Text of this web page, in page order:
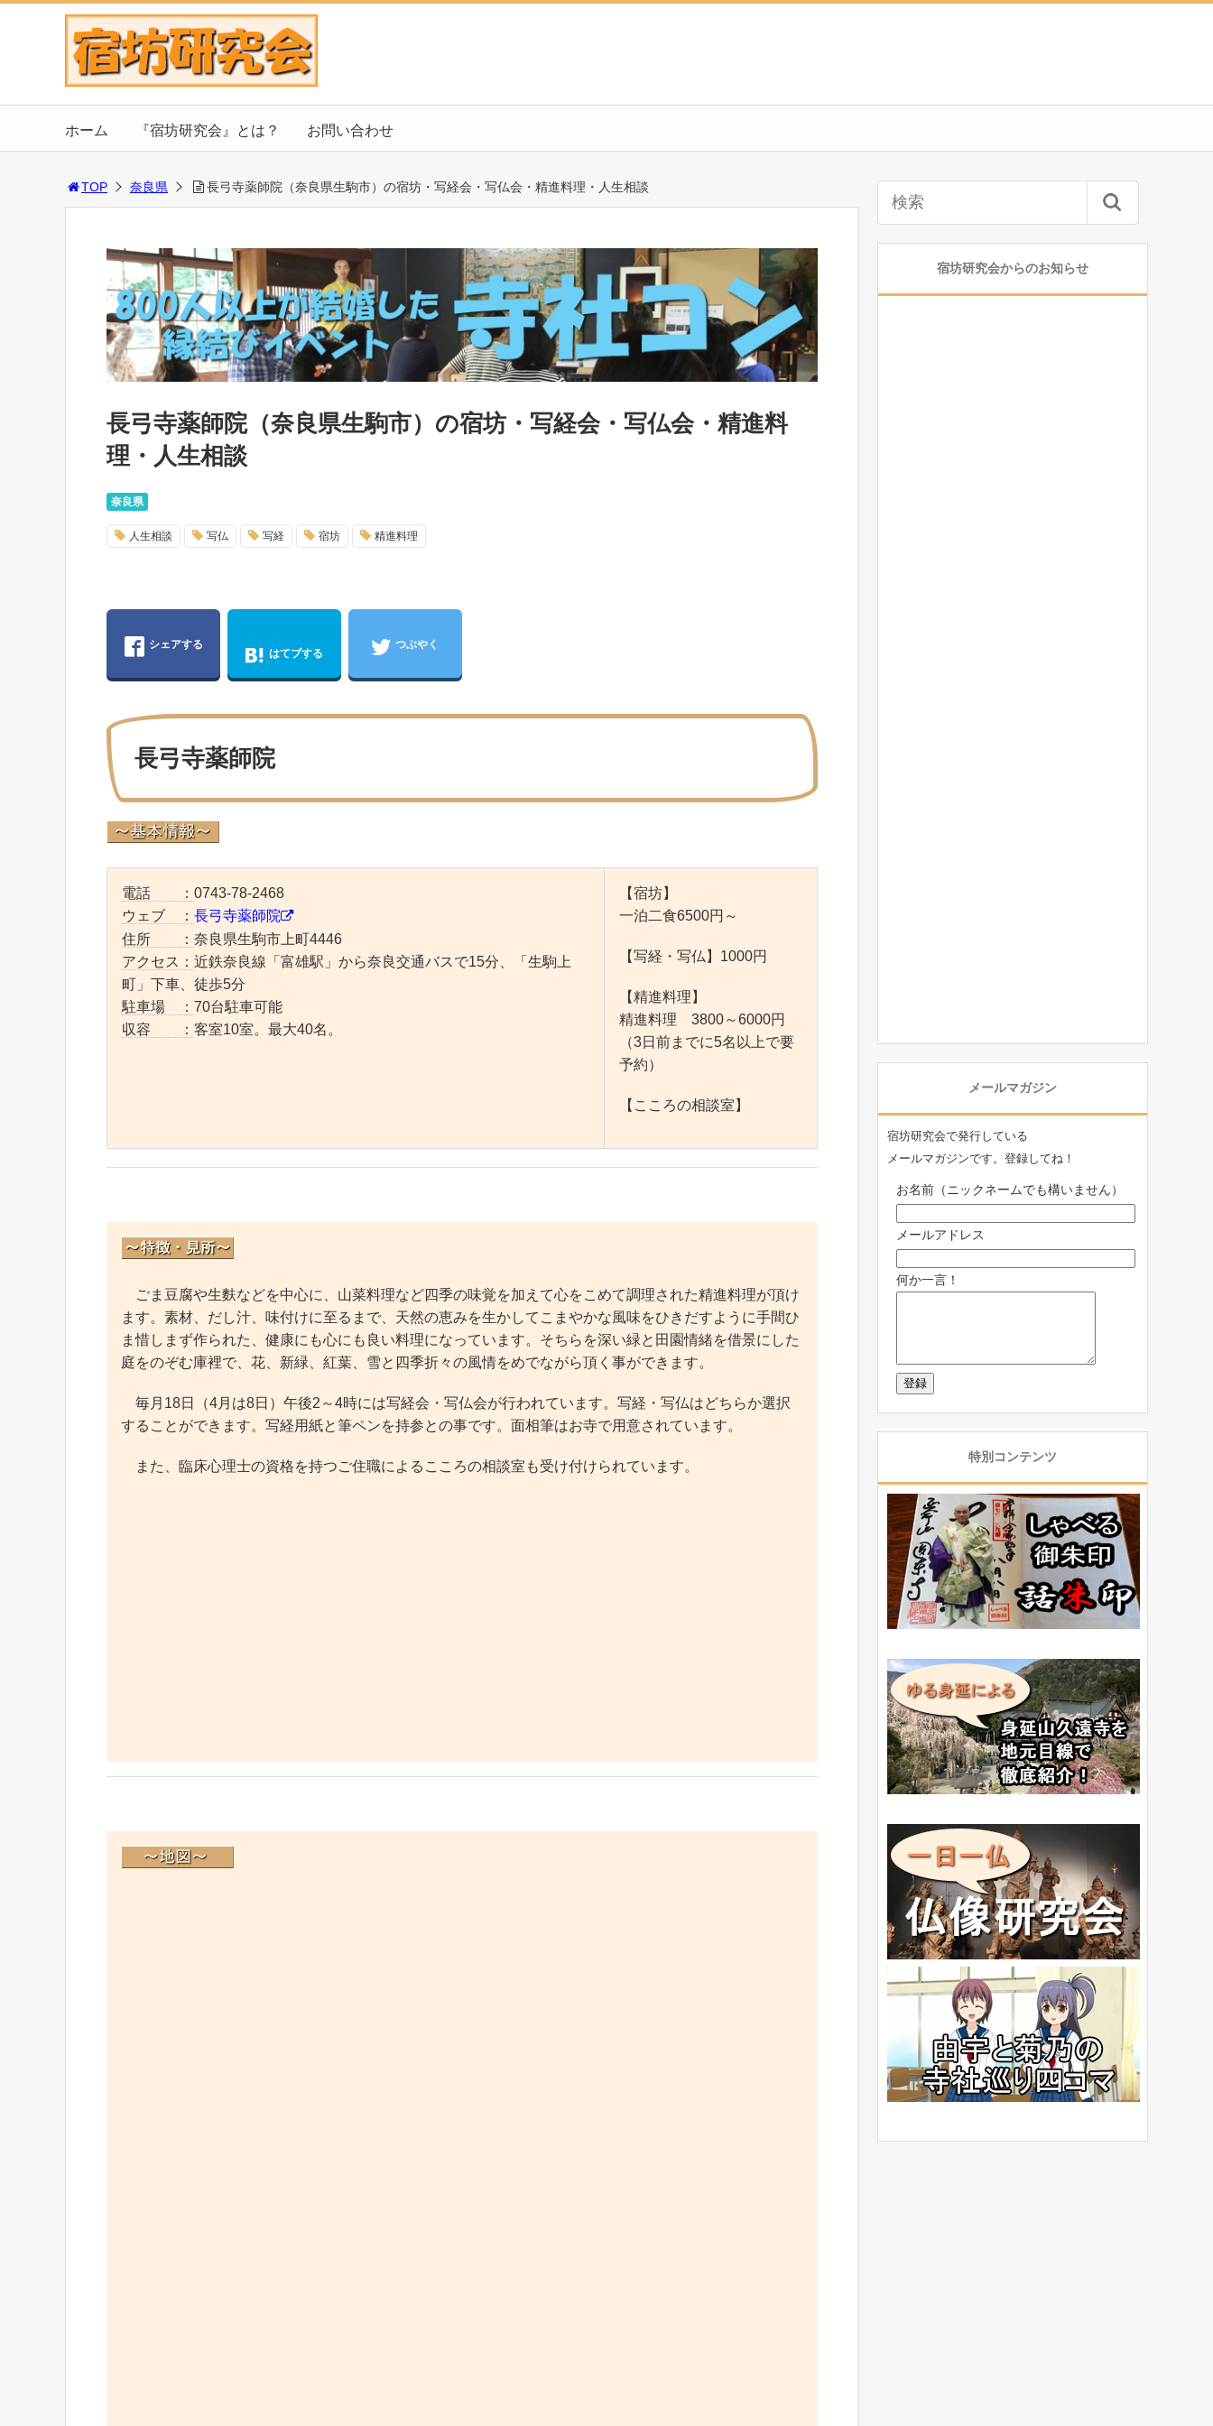
ホーム 『宿坊研究会』とは？ お問い合わせ
TOP 奈良県 長弓寺薬師院（奈良県生駒市）の宿坊・写経会・写仏会・精進料理・人生相談
長弓寺薬師院（奈良県生駒市）の宿坊・写経会・写仏会・精進料
理・人生相談
奈良県
人生相談 写仏 写経 宿坊 精進料理
シェアする
はてブする
つぶやく
長弓寺薬師院
電話 ： 0743-78-2468
ウェブ ： 長弓寺薬師院
住所 ： 奈良県生駒市上町4446
アクセス： 近鉄奈良線「富雄駅」から奈良交通バスで15分、「生駒上
町」下車、徒歩5分
駐車場 ： 70台駐車可能
収容 ： 客室10室。最大40名。
【宿坊】
一泊二食6500円～
【写経・写仏】1000円
【精進料理】
精進料理 3800～6000円
（3日前までに5名以上で要
予約）
【こころの相談室】
ごま豆腐や生麩などを中心に、山菜料理など四季の味覚を加えて心をこめて調理された精進料理が頂け
ます。素材、だし汁、味付けに至るまで、天然の恵みを生かしてこまやかな風味をひきだすように手間ひ
ま惜しまず作られた、健康にも心にも良い料理になっています。そちらを深い緑と田園情緒を借景にした
庭をのぞむ庫裡で、花、新緑、紅葉、雪と四季折々の風情をめでながら頂く事ができます。
毎月18日（4月は8日）午後2～4時には写経会・写仏会が行われています。写経・写仏はどちらか選択
することができます。写経用紙と筆ペンを持参との事です。面相筆はお寺で用意されています。
また、臨床心理士の資格を持つご住職によるこころの相談室も受け付けられています。
宿坊研究会からのお知らせ
メールマガジン
宿坊研究会で発行している
メールマガジンです。登録してね！
お名前（ニックネームでも構いません）
メールアドレス
何か一言！
特別コンテンツ